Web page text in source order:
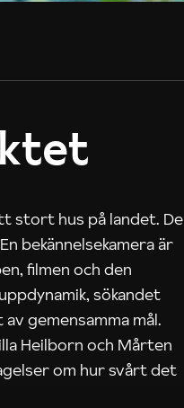
stort hus på landet. De
bekännelsekamera är
filmen och den
sökandet
gemensamma mål.
Heilborn och Mårten
om hur svårt det